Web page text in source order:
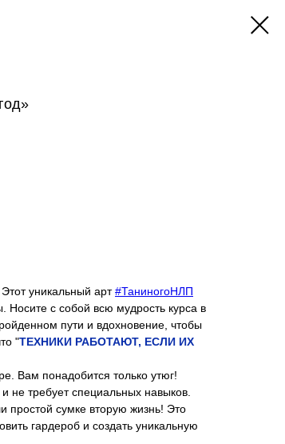
уникальный арт#ТаниногоНЛП
Носите с собой всю мудрость курса в
пути и вдохновение, чтобы
"ТЕХНИКИ РАБОТАЮТ, ЕСЛИ ИХ
Вам понадобится только утюг!
не требует специальных навыков.
простой сумке вторую жизнь! Это
гардероб и создать уникальную